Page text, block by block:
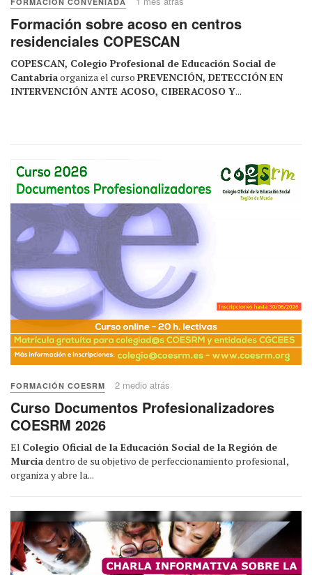
Formación sobre acoso en centros
residenciales COPESCAN
COPESCAN, Colegio Profesional de Educación Social de
Cantabriaorganiza el curso PREVENCIÓN, DETECCIÓN EN
INTERVENCIÓN ANTE ACOSO, CIBERACOSO Y...
FORMACIÓN COESRM 2 medio atrás
Curso Documentos Profesionalizadores
COESRM 2026
El Colegio Oficial de la Educación Social de la Región de
Murciadentro de su objetivo de perfeccionamiento profesional,
organiza y abre la...